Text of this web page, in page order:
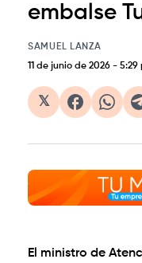
embalse
SAMUEL LANZA
11 de junio de 2026 - 5:29
𝕏
El ministro de